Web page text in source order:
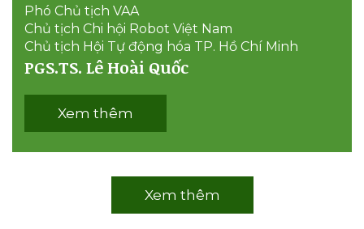
Phó Chủ tịch VAA
Chủ tịch Chi hội Robot Việt Nam
Chủ tịch Hội Tự động hóa TP. Hồ Chí Minh
PGS.TS. Lê Hoài Quốc
Xem thêm
Xem thêm